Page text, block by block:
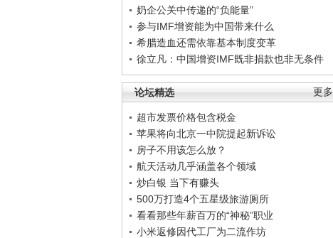
奶企公关中传递的“负能量”
参与IMF增资能为中国带来什么
希腊造血还需依靠基本制度变革
徐立凡：中国增资IMF既非捐款也非无条件
更多
论坛精选
超市发票价格包含税金
苹果将向北京一中院提起新诉讼
房子不用该怎么放？
航天活动几乎涵盖各个领域
炒白银 当下有赚头
500万打造4个五星级旅游厕所
看看那些年薪百万的“神秘”职业
小米返修因代工厂为二流作坊